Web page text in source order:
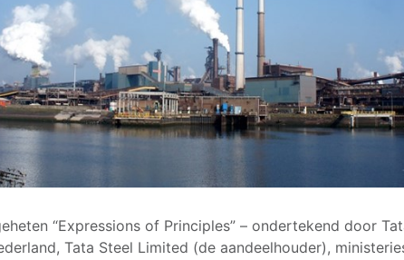
“Expressions of Principles” – ondertekend door
Tata Steel Limited (de aandeelhouder),